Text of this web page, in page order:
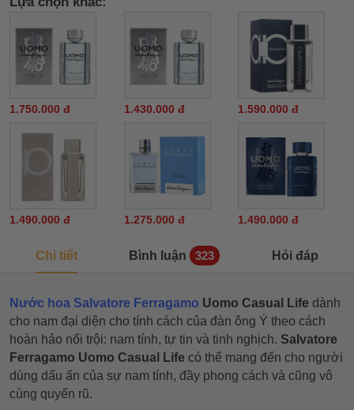
1.750.000 đ 1.430.000 đ 1.590.000 đ
1.490.000 đ 1.275.000 đ 1.490.000 đ
Chi tiết Bình luận 323 Hỏi đáp
Nước hoa Salvatore Ferragamo Uomo Casual Life dành
cho nam đại diện cho tính cách của đàn ông Ý theo cách
hoàn hảo nổi trội: nam tính, tự tin và tinh nghịch. Salvatore
Ferragamo Uomo Casual Life có thể mang đến cho người
dùng dấu ấn của sự nam tính, đầy phong cách và cũng vô
cùng quyến rũ.